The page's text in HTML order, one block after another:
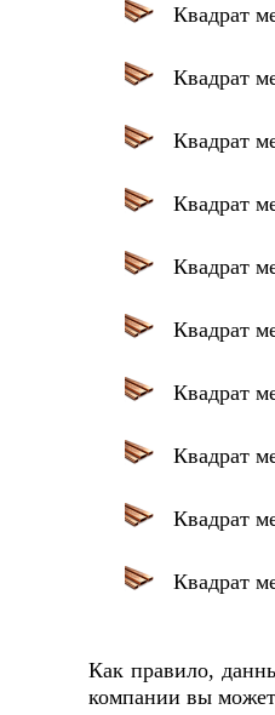
Квадрат
Квадрат
Квадрат
Квадрат
Квадрат
Квадрат
Квадрат
Квадрат
Квадрат
Квадрат
Как правило,
компании вы